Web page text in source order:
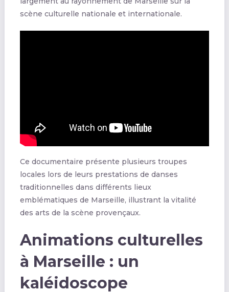
scène culturelle nationale et internationale.
Ce documentaire présente plusieurs troupes
locales lors de leurs prestations de danses
traditionnelles dans différents lieux
emblématiques de Marseille, illustrant la vitalité
des arts de la scène provençaux.
Animations culturelles
à Marseille : un
kaléidoscope